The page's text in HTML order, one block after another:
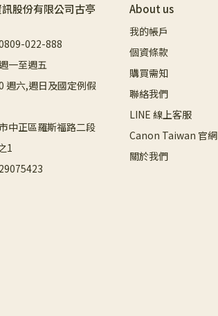
股份有限公司古亭
022-888
一至週五
週六,週日及國定例假
中正區羅斯福路二段
1
About us
我的帳戶
個資條款
購買需知
聯絡我們
LINE 線上客服
Canon Taiwan 官網
關於我們